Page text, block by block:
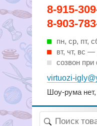
8-915-
8-903-
пн, ср, пт,
вт, чт, вс
созвон
virtuozi-
Шоу-рума
Вирутозы
шитья и